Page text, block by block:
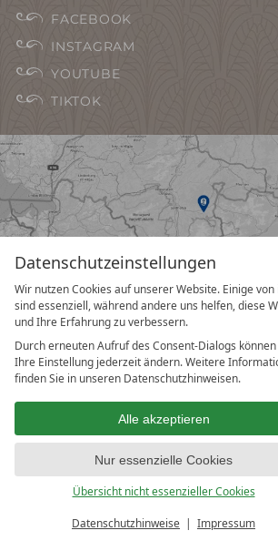
Datenschutzeinstellungen
Wir nutzen Cookies auf unserer Website. Einige von
sind essenziell, während andere uns helfen, diese
und Ihre Erfahrung zu verbessern.
Durch erneuten Aufruf des Consent-Dialogs können
Ihre Einstellung jederzeit ändern. Weitere
finden Sie in unseren Datenschutzhinweisen.
Alle akzeptieren
Nur essenzielle Cookies
Übersicht nicht essenzieller Cookies
Datenschutzhinweise Impressum
BUCHEN Buchen
FACEBOOK
INSTAGRAM
YOUTUBE
TIKTOK
IMPRESSUM AGB
DATENSCHUTZ
DATENSCHUTZEINSTELLUNGEN